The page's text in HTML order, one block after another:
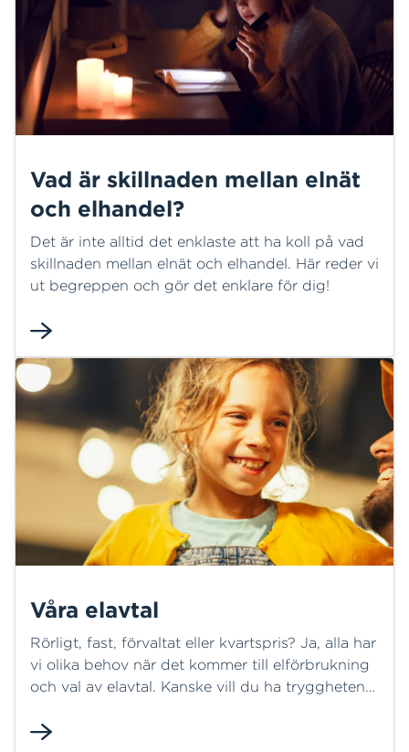
Vad är skillnaden mellan elnät
och elhandel?
Det är inte alltid det enklaste att ha koll på vad
skillnaden mellan elnät och elhandel. Här reder vi
ut begreppen och gör det enklare för dig!
Våra elavtal
Rörligt, fast, förvaltat eller kvartspris? Ja, alla har
vi olika behov när det kommer till elförbrukning
och val av elavtal. Kanske vill du ha tryggheten
har du råd att klara eventuella pristoppar som